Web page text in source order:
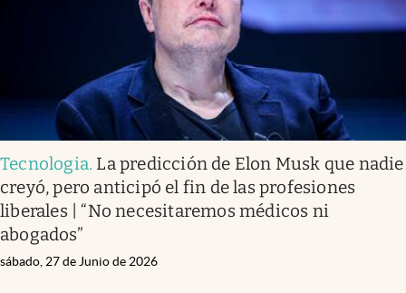
Tecnologia. La predicción de Elon Musk que nadie
creyó, pero anticipó el fin de las profesiones
liberales | “No necesitaremos médicos ni
abogados”
sábado, 27 de Junio de 2026